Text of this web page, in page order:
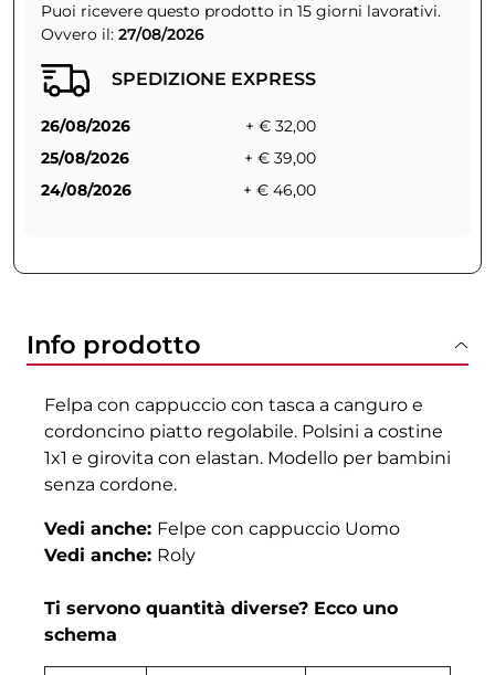
Puoi ricevere questo prodotto in 15 giorni lavorativi.
Ovvero il: 27/08/2026
SPEDIZIONE EXPRESS
26/08/2026
+ € 32,00
25/08/2026
+ € 39,00
24/08/2026
+ € 46,00
Info prodotto
Felpa con cappuccio con tasca a canguro e
cordoncino piatto regolabile. Polsini a costine
1x1 e girovita con elastan. Modello per bambini
senza cordone.
Vedi anche: Felpe con cappuccio Uomo
Vedi anche: Roly
Ti servono quantità diverse? Ecco uno
schema